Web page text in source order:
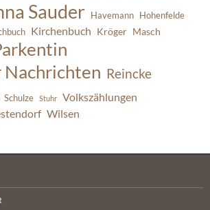
Sauder Havemann Hohenfelde
Kirchenbuch Kröger Masch
Reincke
Schulze Stuhr Volkszählungen
Wilsen